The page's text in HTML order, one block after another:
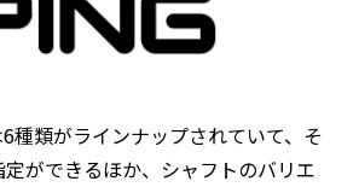
種類がラインナップされていて、そ
ができるほか、シャフトのバリエ